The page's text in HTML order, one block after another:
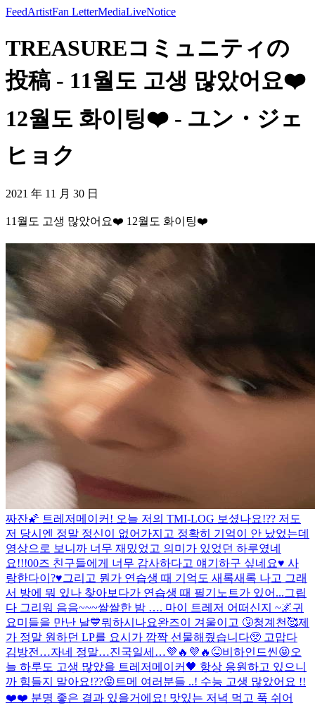
FeedArtistFan LetterMediaLiveNotice
TREASUREコミュニティの
投稿 - 11월도 고생 많았어요❤️
12월도 화이팅❤️ - ユン・ジェ
ヒョク
2021 年 11 月 30 日
11월도 고생 많았어요❤️ 12월도 화이팅❤️
짜잔🌠 트레저메이커! 오늘 저의 TMI-LOG 보셨나요!?? 저도
저 당시엔 정말 정신이 없어가지고 정확히 기억이 안 났었는데
영상으로 보니까 너무 재밌었고 의미가 있었던 하루였네
요!!!00즈 친구들에게 너무 감사하다고 얘기하구 싶네요♥️ 사
랑한다이?♥️그리고 뭔가 연습생 때 기억도 새록새록 나고 그래
서 방에 뭐 있나 찾아보다가 연습생 때 필기노트가 있어...그립
다 그리워 음음~~~쌀쌀한 밤 …. 마이 트레저 어떠신지 ~🌌귀
요미들을 만난 날💙뭐하시나요완즈이 겨울이고 🤧청계천🥰제
가 정말 원하던 LP를 요시가 깜짝 선물해줬습니다🥺 고맙다
김방전…자네 정말…진국일세…💜🔥💜🔥 😝비하인드씬😝오
늘 하루도 고생 많았을 트레저메이커🖤 항상 응원하고 있으니
까 힘들지 말아요!??😝 트메 여러분들 ..! 수능 고생 많았어요 !!
❤️❤️ 분명 좋은 결과 있을거에요! 맛있는 저녁 먹고 푹 쉬어